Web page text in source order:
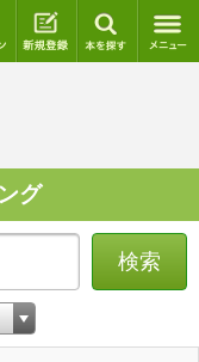
ログイン 新規登録
グ
検索